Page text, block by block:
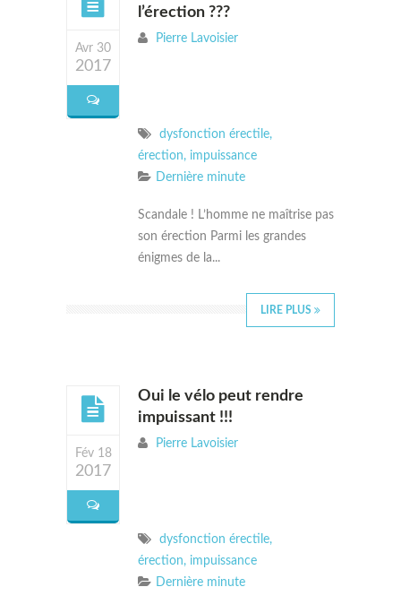
Avr 30
2017
l’érection ???
Pierre Lavoisier
dysfonction érectile,
érection, impuissance
Dernière minute
Scandale ! L’homme ne maîtrise pas
son érection Parmi les grandes
énigmes de la...
LIRE PLUS
Fév 18
2017
Oui le vélo peut rendre
impuissant !!!
Pierre Lavoisier
dysfonction érectile,
érection, impuissance
Dernière minute